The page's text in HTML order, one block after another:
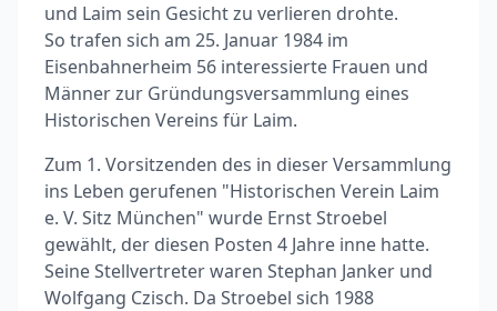
und Laim sein Gesicht zu verlieren drohte.
So trafen sich am 25. Januar 1984 im
Eisenbahnerheim 56 interessierte Frauen und
Männer zur Gründungsversammlung eines
Historischen Vereins für Laim.
Zum 1. Vorsitzenden des in dieser Versammlung
ins Leben gerufenen "Historischen Verein Laim
e. V. Sitz München" wurde Ernst Stroebel
gewählt, der diesen Posten 4 Jahre inne hatte.
Seine Stellvertreter waren Stephan Janker und
Wolfgang Czisch. Da Stroebel sich 1988